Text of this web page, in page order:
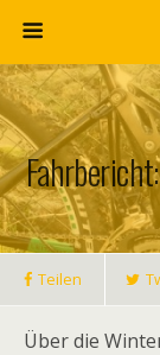
Teilen
Über die